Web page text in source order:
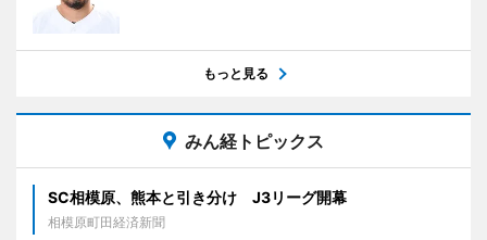
もっと見る
みん経トピックス
SC相模原、熊本と引き分け J3リーグ開幕
相模原町田経済新聞